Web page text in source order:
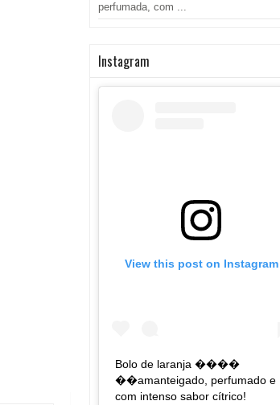
perfumada, com ...
Instagram
View this post on Instagram
Bolo de laranja ����
��amanteigado, perfumado e
com intenso sabor cítrico!